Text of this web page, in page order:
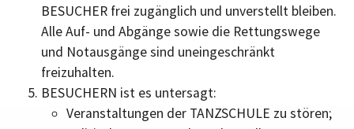
BESUCHER frei zugänglich und unverstellt bleiben.
Alle Auf- und Abgänge sowie die Rettungswege
und Notausgänge sind uneingeschränkt
freizuhalten.
BESUCHERN ist es untersagt:
Veranstaltungen der TANZSCHULE zu stören;